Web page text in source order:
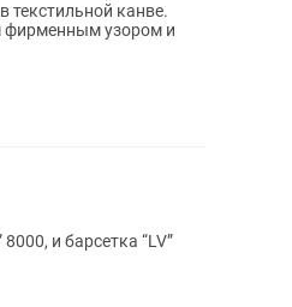
текстильной канве.
фирменным узором и
и барсетка “LV”